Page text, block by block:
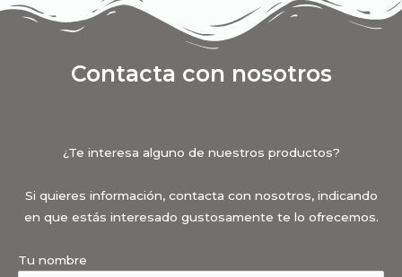
Contacta con nosotros
¿Te interesa alguno de nuestros productos?
Si quieres información, contacta con nosotros, indicando
en que estás interesado gustosamente te lo ofrecemos.
Tu nombre